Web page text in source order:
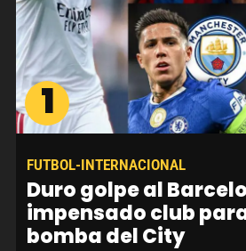
1
FUTBOL-INTERNACIONAL
Duro golpe al
impensado club
bomba del City